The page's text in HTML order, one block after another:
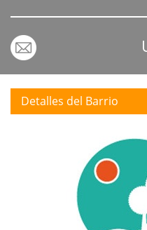
Detalles del Barrio